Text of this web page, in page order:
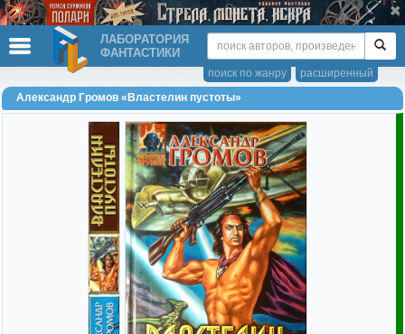
ЛАБОРАТОРИЯ
ФАНТАСТИКИ
расширенный
поиск по жанру
Александр Громов «Властелин пустоты»